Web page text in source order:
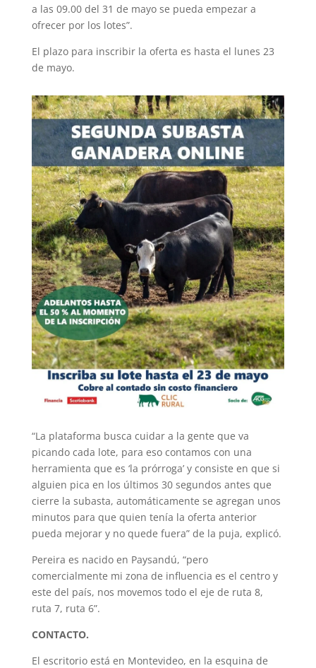
a las 09.00 del 31 de mayo se pueda empezar a
ofrecer por los lotes”.
El plazo para inscribir la oferta es hasta el lunes 23
de mayo.
“La plataforma busca cuidar a la gente que va
picando cada lote, para eso contamos con una
herramienta que es ‘la prórroga’ y consiste en que si
alguien pica en los últimos 30 segundos antes que
cierre la subasta, automáticamente se agregan unos
minutos para que quien tenía la oferta anterior
pueda mejorar y no quede fuera” de la puja, explicó.
Pereira es nacido en Paysandú, “pero
comercialmente mi zona de influencia es el centro y
este del país, nos movemos todo el eje de ruta 8,
ruta 7, ruta 6”.
CONTACTO.
El escritorio está en Montevideo, en la esquina de